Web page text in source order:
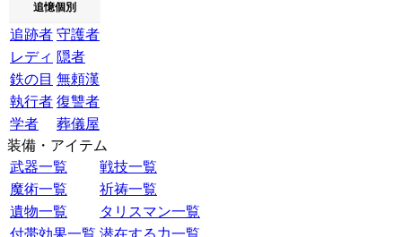
追憶個別
追跡者 守護者
レディ 隠者
鉄の目 無頼漢
執行者 復讐者
学者
葬儀屋
装備・アイテム
武器一覧
戦技一覧
魔術一覧
祈祷一覧
遺物一覧
タリスマン一覧
付帯効果一覧 潜在する力一覧